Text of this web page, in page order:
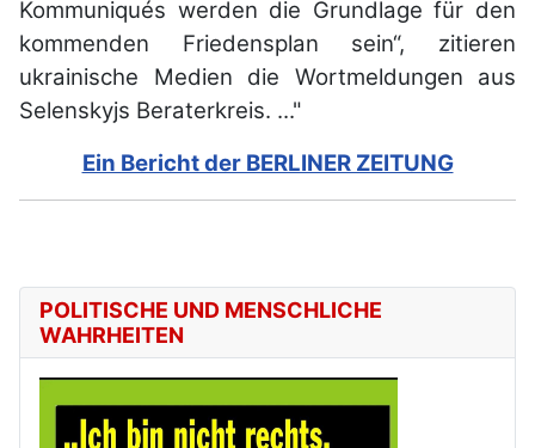
Kommuniqués werden die Grundlage für den
kommenden Friedensplan sein“, zitieren
ukrainische Medien die Wortmeldungen aus
Selenskyjs Beraterkreis. ..."
Ein Bericht der BERLINER ZEITUNG
POLITISCHE UND MENSCHLICHE
WAHRHEITEN